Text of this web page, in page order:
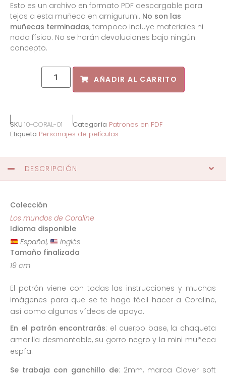
Esto es un archivo en formato PDF descargable para
tejas a esta muñeca en amigurumi. No son las
muñecas terminadas, tampoco incluye materiales ni
nada físico. No se harán devoluciones bajo ningún
concepto.
AÑADIR AL CARRITO
SKU 10-CORAL-01 Categoría Patrones en PDF
Etiqueta Personajes de películas
DESCRIPCIÓN
Colección
Los mundos de Coraline
Idioma disponible
Español,
Inglés
Tamaño finalizada
19 cm
El patrón viene con todas las instrucciones y muchas
imágenes para que se te haga fácil hacer a Coraline,
así como algunos vídeos de apoyo.
En el patrón encontrarás: el cuerpo base, la chaqueta
amarilla desmontable, su gorro negro y la mini muñeca
espía.
Se trabaja con ganchillo de: 2mm, marca Clover soft